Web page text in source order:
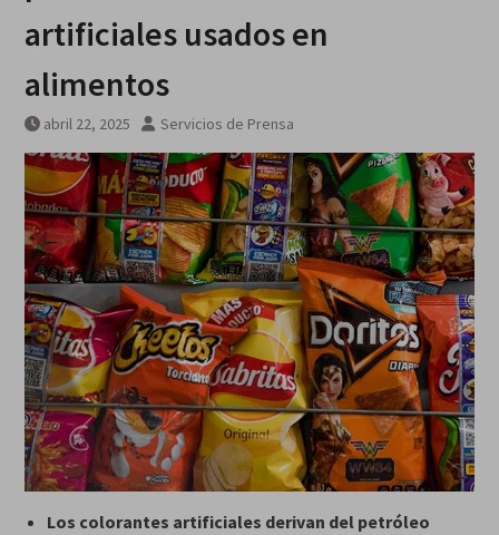
artificiales usados en
alimentos
abril 22, 2025 Servicios de Prensa
Los colorantes artificiales derivan del petróleo